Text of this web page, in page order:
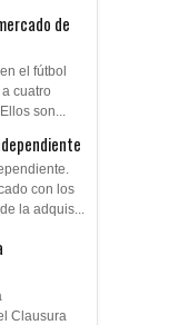
de
el fútbol
cuatro
son...
con los
la adquis...
Clausura